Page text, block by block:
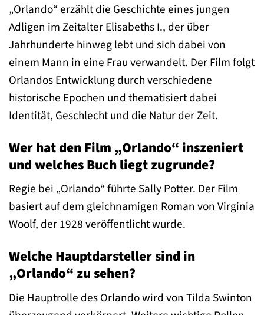
„Orlando“ erzählt die Geschichte eines jungen
Adligen im Zeitalter Elisabeths I., der über
Jahrhunderte hinweg lebt und sich dabei von
einem Mann in eine Frau verwandelt. Der Film folgt
Orlandos Entwicklung durch verschiedene
historische Epochen und thematisiert dabei
Identität, Geschlecht und die Natur der Zeit.
Wer hat den Film „Orlando“ inszeniert
und welches Buch liegt zugrunde?
Regie bei „Orlando“ führte Sally Potter. Der Film
basiert auf dem gleichnamigen Roman von Virginia
Woolf, der 1928 veröffentlicht wurde.
Welche Hauptdarsteller sind in
„Orlando“ zu sehen?
Die Hauptrolle des Orlando wird von Tilda Swinton